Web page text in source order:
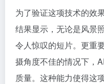
为了验证这项技术的效
结果显示，无论是风景
令人惊叹的短片。更重
摄角度不佳的情况下，
质量。这种能力使得这